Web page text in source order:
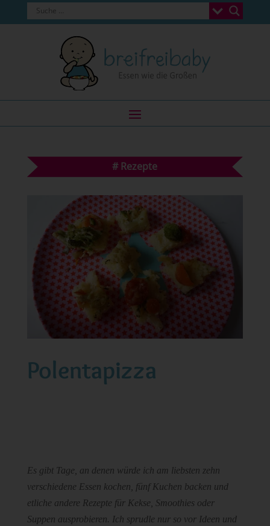
# Rezepte
Polentapizza
Es gibt Tage, an denen würde ich am liebsten zehn
verschiedene Essen kochen, fünf Kuchen backen und
etliche andere Rezepte für Kekse, Smoothies oder
Suppen ausprobieren. Ich sprudle nur so vor Ideen und